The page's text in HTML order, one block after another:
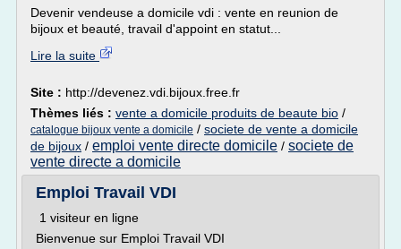
Devenir vendeuse a domicile vdi : vente en reunion de
bijoux et beauté, travail d'appoint en statut...
Lire la suite
Site : http://devenez.vdi.bijoux.free.fr
Thèmes liés : vente a domicile produits de beaute bio /
catalogue bijoux vente a domicile / societe de vente a domicile
de bijoux / emploi vente directe domicile / societe de
vente directe a domicile
Emploi Travail VDI
1 visiteur en ligne
Bienvenue sur Emploi Travail VDI